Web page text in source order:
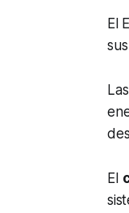
El
El